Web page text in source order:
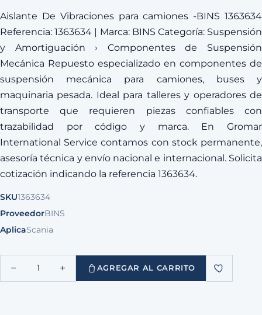
Aislante De Vibraciones para camiones -BINS 1363634
Referencia: 1363634 | Marca: BINS Categoría: Suspensión
y Amortiguación › Componentes de Suspensión
Mecánica Repuesto especializado en componentes de
suspensión mecánica para camiones, buses y
maquinaria pesada. Ideal para talleres y operadores de
transporte que requieren piezas confiables con
trazabilidad por código y marca. En Gromar
International Service contamos con stock permanente,
asesoría técnica y envío nacional e internacional. Solicita
cotización indicando la referencia 1363634.
SKU1363634
ProveedorBINS
AplicaScania
− 1 + AGREGAR AL CARRITO